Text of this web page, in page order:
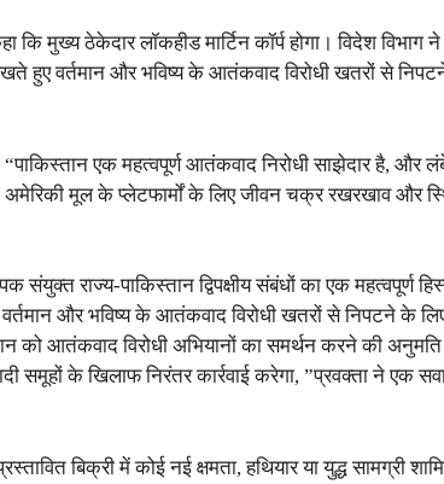
मुख्य ठेकेदार लॉकहीड मार्टिन कॉर्प होगा। विदेश विभाग
हुए वर्तमान और भविष्य के आतंकवाद विरोधी खतरों से
एक महत्वपूर्ण आतंकवाद निरोधी साझेदार है, और
मूल के प्लेटफार्मों के लिए जीवन चक्र रखरखाव और
संयुक्त राज्य-पाकिस्तान द्विपक्षीय संबंधों का एक महत्वपूर्ण
और भविष्य के आतंकवाद विरोधी खतरों से निपटने के लिए
को आतंकवाद विरोधी अभियानों का समर्थन करने की
समूहों के खिलाफ निरंतर कार्रवाई करेगा, ”प्रवक्ता ने एक
बिक्री में कोई नई क्षमता, हथियार या युद्ध सामग्री